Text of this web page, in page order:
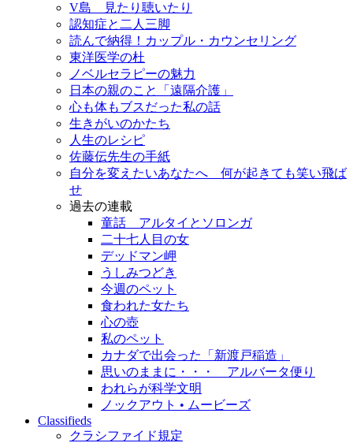
V島 見たり聴いたり
認知症と二人三脚
読んで納得！カップル・カウンセリング
東洋医学の杜
ノベルセラピーの魅力
日本の親のこと「遠隔介護」
心も体もブスだった私の話
生きがいのかたち
人生のレシピ
佐藤伝先生の手紙
自分を変えたいあなたへ 何が起きても笑い飛ば
せ
過去の連載
童話 アルタイとソロンガ
二十七人目の女
デッドマン岬
うしみつどき
今週のペット
食われた女たち
心の壺
私のペット
カナダで出会った「新渡戸稲造」
思いのままに・・・ アルバータ便り
われらが科学文明
ノックアウト • ムービーズ
Classifieds
クラシファイド規定